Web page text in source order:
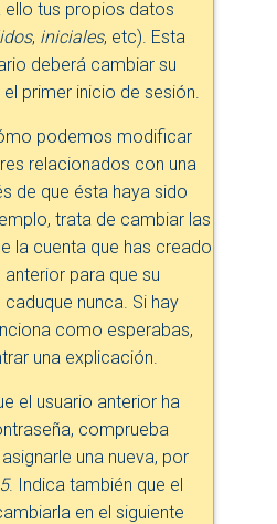
ello tus propios datos
, iniciales, etc). Esta
deberá cambiar su
primer inicio de sesión.
podemos modificar
relacionados con una
de que ésta haya sido
trata de cambiar las
la cuenta que has creado
para que su
nunca. Si hay
como esperabas,
una explicación.
el usuario anterior ha
comprueba
una nueva, por
. Indica también que el
en el siguiente